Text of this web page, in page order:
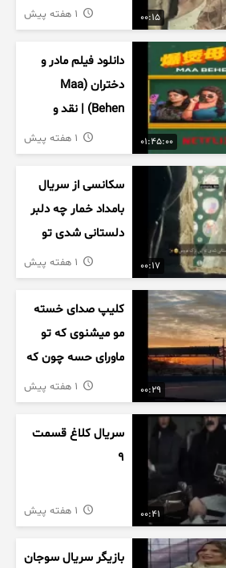
00:15
نمایش خانگی |
محبوبه | سینمایی
01:45:00
دانلود فیلم مادر و
دختران (Maa
Behen) | نقد و
بررسی درام خانوادگی
هندی
00:17
سکانسی از سریال
بامداد خمار چه دلبر
دلستانی شدی تو
این بزک عروس..
00:29
کلیپ صدای خسته
مو میشنوی که تو
ماورای حسه چون که
داریم می رسیم به
اخرای قصه
00:41
سریال کلاغ قسمت
9
بازیگر سریال سوجان